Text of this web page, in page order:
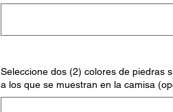
Seleccione dos (2) colores de piedras
a los que se muestran en la camisa